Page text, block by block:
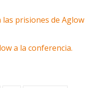
las prisiones de Aglow
a la conferencia.